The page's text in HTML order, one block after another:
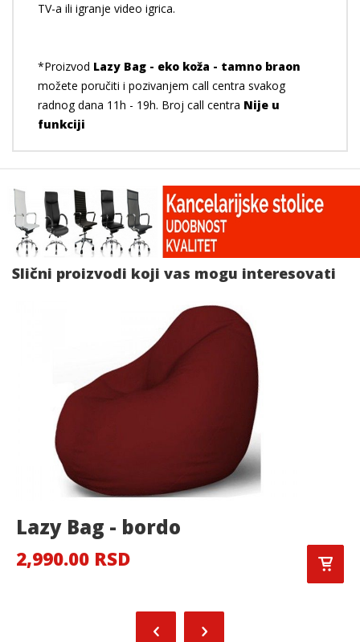
TV-a ili igranje video igrica.
*Proizvod Lazy Bag - eko koža - tamno braon
možete poručiti i pozivanjem call centra svakog
radnog dana 11h - 19h. Broj call centra Nije u
funkciji
Slični proizvodi koji vas mogu interesovati
Lazy Bag - bordo
2,990.00 RSD